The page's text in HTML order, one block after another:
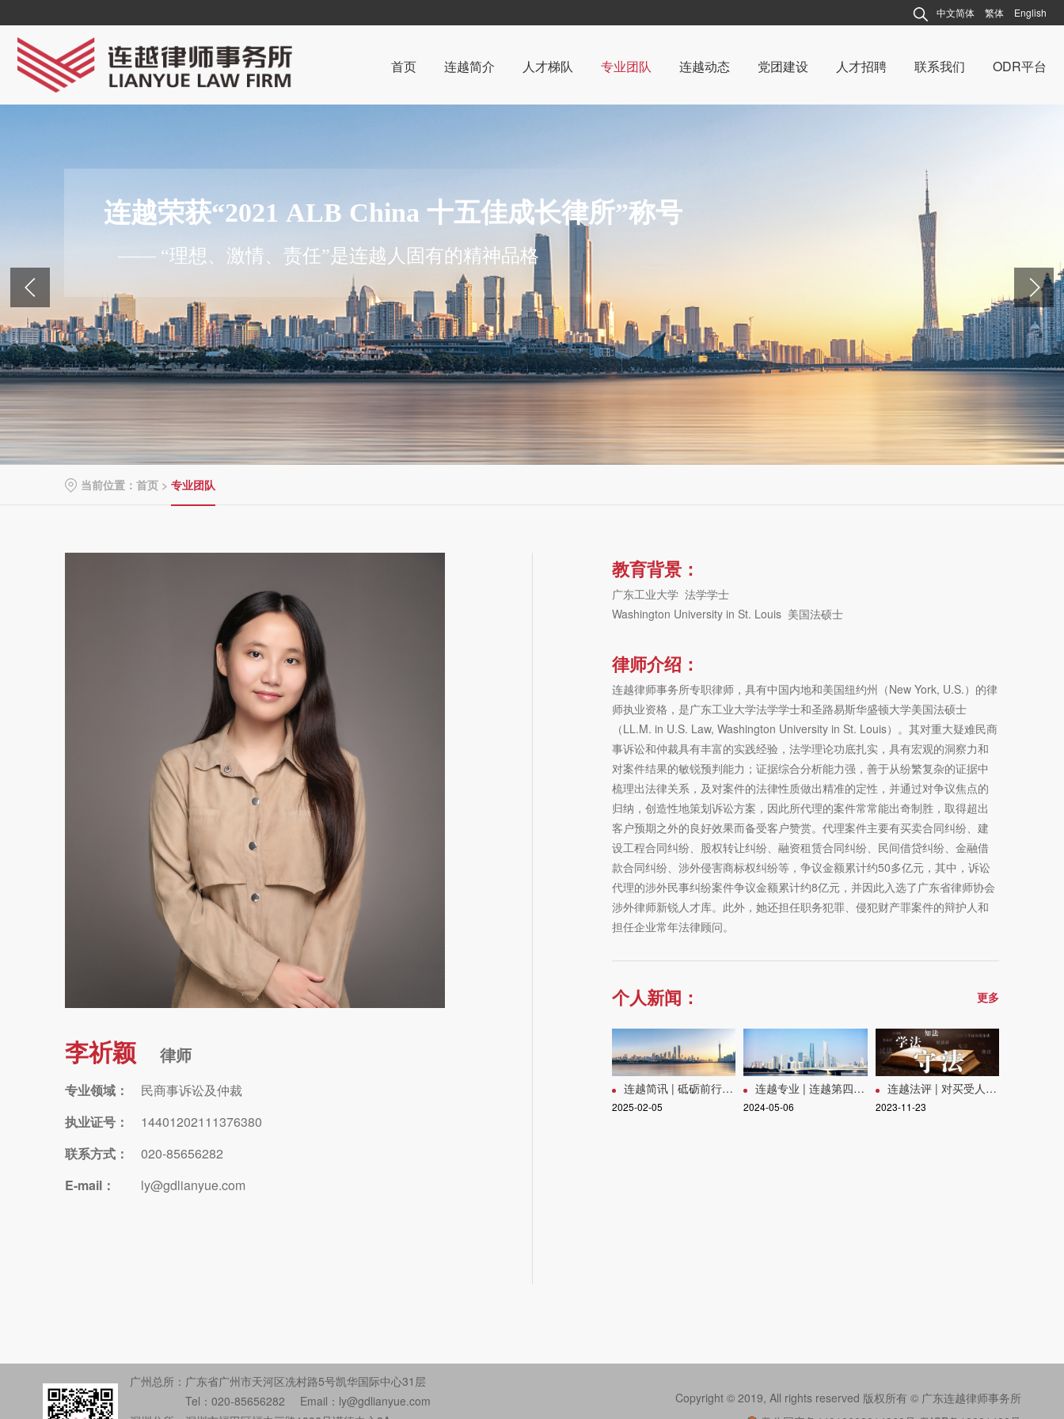
中文简体 繁体 English
首页 连越简介
荣誉与资质
部分客户
办公环境
视频中心
人才梯队 专业团队 连越动态 党团建设 人才招聘 联系我们 ODR平台
连越荣获“2021 ALB China 十五佳成长律所”称号
—— “理想、激情、责任”是连越人固有的精神品格
当前位置： 首页 > 专业团队
李祈颖 律师
专业领域：
民商事诉讼及仲裁
执业证号：
14401202111376380
联系方式：
020-85656282
E-mail：
ly@gdlianyue.com
教育背景：
广东工业大学 法学学士
Washington University in St. Louis 美国法硕士
律师介绍：
连越律师事务所专职律师，具有中国内地和美国纽约州（New York, U.S.）的律
师执业资格，是广东工业大学法学学士和圣路易斯华盛顿大学美国法硕士
（LL.M. in U.S. Law, Washington University in St. Louis）。其对重大疑难民商
事诉讼和仲裁具有丰富的实践经验，法学理论功底扎实，具有宏观的洞察力和
对案件结果的敏锐预判能力；证据综合分析能力强，善于从纷繁复杂的证据中
梳理出法律关系，及对案件的法律性质做出精准的定性，并通过对争议焦点的
归纳，创造性地策划诉讼方案，因此所代理的案件常常能出奇制胜，取得超出
客户预期之外的良好效果而备受客户赞赏。代理案件主要有买卖合同纠纷、建
设工程合同纠纷、股权转让纠纷、融资租赁合同纠纷、民间借贷纠纷、金融借
款合同纠纷、涉外侵害商标权纠纷等，争议金额累计约50多亿元，其中，诉讼
代理的涉外民事纠纷案件争议金额累计约8亿元，并因此入选了广东省律师协会
涉外律师新锐人才库。此外，她还担任职务犯罪、侵犯财产罪案件的辩护人和
担任企业常年法律顾问。
个人新闻： 更多
连越简讯 | 砥砺前行，共绘2025涉外法律服务新蓝图——连越涉外法律事务部2024年终总结会
2025-02-05
连越专业 | 连越第四期涉外律师交流会回顾
2024-05-06
连越法评 | 对买受人是否因出卖人交付的商品房与合同约定的不一致而享有法定解除权的研究
2023-11-23
广州总所： 广东省广州市天河区冼村路5号凯华国际中心31层
Tel：020-85656282
Email：ly@gdlianyue.com
Copyright © 2019, All rights reserved 版权所有 © 广东连越律师事务所